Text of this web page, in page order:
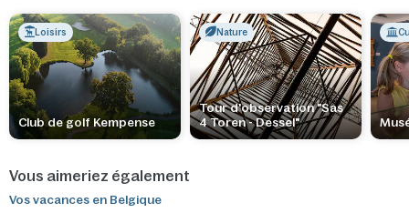
Loisirs
Club de golf Kempense
Nature
Tour d'observation "Sas
4 Toren - Dessel"
Vous aimeriez également
Vos vacances en Belgique